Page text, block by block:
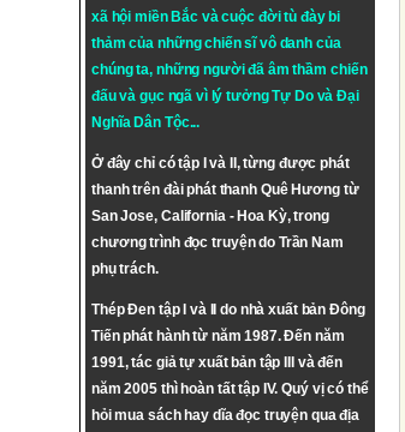
xã hội miền Bắc và cuộc đời tù đày bi
thảm của những chiến sĩ vô danh của
chúng ta, những người đã âm thầm chiến
đấu và gục ngã vì lý tưởngTự DovàĐại
Nghĩa Dân Tộc...
Ở đây chỉ có tập I và II, từng được phát
thanh trên đài phát thanh Quê Hương từ
San Jose, California - Hoa Kỳ, trong
chương trình đọc truyện do Trần Nam
phụ trách.
Thép Đen tập I và II do nhà xuất bản Đông
Tiến phát hành từ năm 1987. Đến năm
1991, tác giả tự xuất bản tập III và đến
năm 2005 thì hoàn tất tập IV. Quý vị có thể
hỏi mua sách hay dĩa đọc truyện qua địa